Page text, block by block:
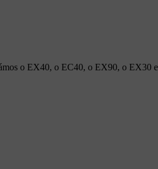
o EX40, o EC40, o EX90, o EX30 e